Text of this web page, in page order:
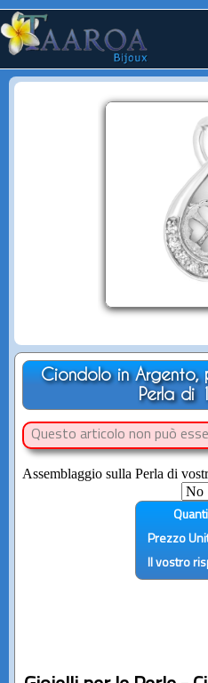
Ciondolo in
Perla di
Questo articolo non può
Assemblaggio sulla Perla di
Prezzo
Il vostro